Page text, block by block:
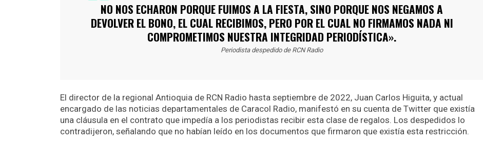
NO NOS ECHARON PORQUE FUIMOS A LA FIESTA, SINO PORQUE NOS NEGAMOS A
DEVOLVER EL BONO, EL CUAL RECIBIMOS, PERO POR EL CUAL NO FIRMAMOS NADA NI
COMPROMETIMOS NUESTRA INTEGRIDAD PERIODÍSTICA».
Periodista despedido de RCN Radio
El director de la regional Antioquia de RCN Radio hasta septiembre de 2022, Juan Carlos Higuita, y actual
encargado de las noticias departamentales de Caracol Radio, manifestó en su cuenta de Twitter que existía
una cláusula en el contrato que impedía a los periodistas recibir esta clase de regalos. Los despedidos lo
contradijeron, señalando que no habían leído en los documentos que firmaron que existía esta restricción.